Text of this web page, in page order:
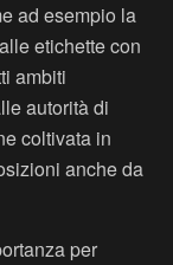
ad esempio la
etichette con
ambiti
autorità di
coltivata in
anche da
per